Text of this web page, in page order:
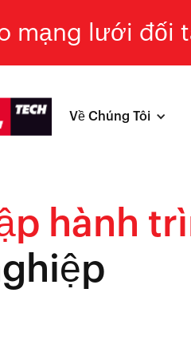
mạng lưới đối
Về Chúng Tôi
hành